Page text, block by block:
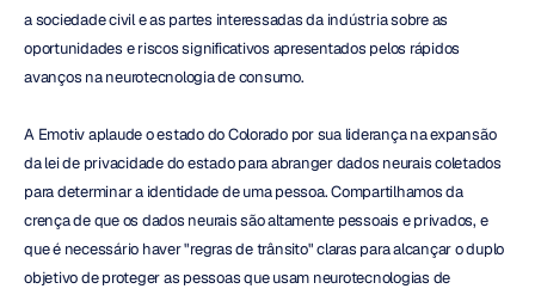
a sociedade civil e as partes interessadas da indústria sobre as
oportunidades e riscos significativos apresentados pelos rápidos
avanços na neurotecnologia de consumo.
A Emotiv aplaude o estado do Colorado por sua liderança na expansão
da lei de privacidade do estado para abranger dados neurais coletados
para determinar a identidade de uma pessoa. Compartilhamos da
crença de que os dados neurais são altamente pessoais e privados, e
que é necessário haver "regras de trânsito" claras para alcançar o duplo
objetivo de proteger as pessoas que usam neurotecnologias de